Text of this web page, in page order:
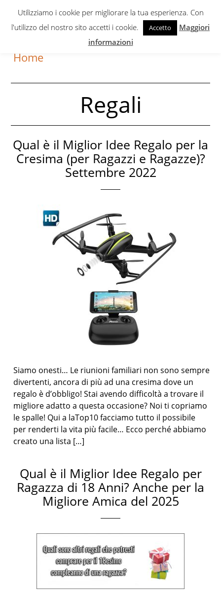
Skip
navigation
Skip
Home
Regali
Qual è il Miglior Idee Regalo per la
Cresima (per Ragazzi e Ragazze)?
Settembre 2022
Siamo onesti… Le riunioni familiari non sono sempre
divertenti, ancora di più ad una cresima dove un
regalo è d’obbligo! Stai avendo difficoltà a trovare il
migliore adatto a questa occasione? Noi ti copriamo
le spalle! Qui a laTop10 facciamo tutto il possibile
per renderti la vita più facile… Ecco perché abbiamo
creato una lista […]
Qual è il Miglior Idee Regalo per
Ragazza di 18 Anni? Anche per la
Migliore Amica del 2025
Utilizziamo i cookie per migliorare la tua esperienza. Con
l'utilizzo del nostro sito accetti i cookie.
Accetto
Maggiori
informazioni